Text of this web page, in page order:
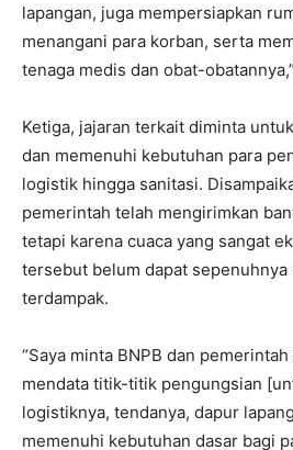
lapangan, juga mempersiapkan
menangani para korban, serta
tenaga medis dan obat-
Ketiga, jajaran terkait diminta
dan memenuhi kebutuhan para
logistik hingga sanitasi.
pemerintah telah mengirimkan
tetapi karena cuaca yang sangat
tersebut belum dapat sepenuhnya
terdampak.
“Saya minta BNPB dan
mendata titik-titik pengungsian
logistiknya, tendanya, dapur
memenuhi kebutuhan dasar bagi